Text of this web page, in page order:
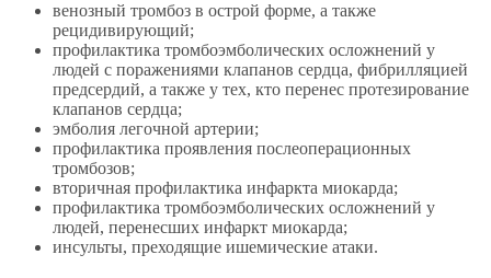
венозный тромбоз в острой форме, а также
рецидивирующий;
профилактика тромбоэмболических осложнений у
людей с поражениями клапанов сердца, фибрилляцией
предсердий, а также у тех, кто перенес протезирование
клапанов сердца;
эмболия легочной артерии;
профилактика проявления послеоперационных
тромбозов;
вторичная профилактика инфаркта миокарда;
профилактика тромбоэмболических осложнений у
людей, перенесших инфаркт миокарда;
инсульты, преходящие ишемические атаки.